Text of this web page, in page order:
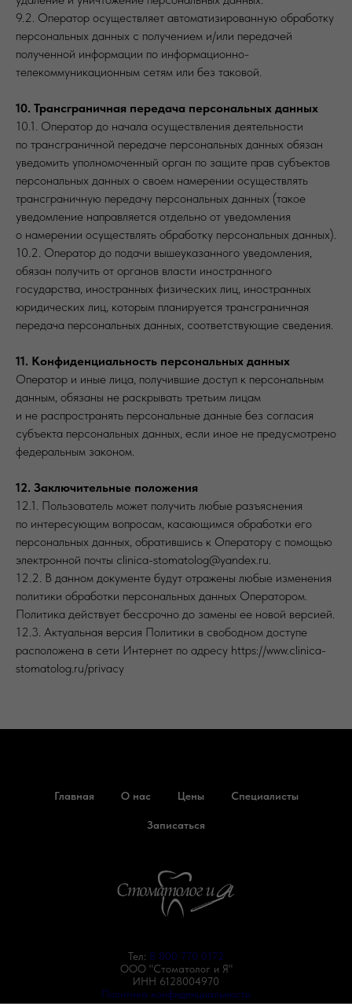
9.2. Оператор осуществляет автоматизированную обработку
персональных данных с получением и/или передачей
полученной информации по информационно-
телекоммуникационным сетям или без таковой.
10. Трансграничная передача персональных данных
10.1. Оператор до начала осуществления деятельности
по трансграничной передаче персональных данных обязан
уведомить уполномоченный орган по защите прав субъектов
персональных данных о своем намерении осуществлять
трансграничную передачу персональных данных (такое
уведомление направляется отдельно от уведомления
о намерении осуществлять обработку персональных данных).
10.2. Оператор до подачи вышеуказанного уведомления,
обязан получить от органов власти иностранного
государства, иностранных физических лиц, иностранных
юридических лиц, которым планируется трансграничная
передача персональных данных, соответствующие сведения.
11. Конфиденциальность персональных данных
Оператор и иные лица, получившие доступ к персональным
данным, обязаны не раскрывать третьим лицам
и не распространять персональные данные без согласия
субъекта персональных данных, если иное не предусмотрено
федеральным законом.
12. Заключительные положения
12.1. Пользователь может получить любые разъяснения
по интересующим вопросам, касающимся обработки его
персональных данных, обратившись к Оператору с помощью
электронной почты clinica-stomatolog@yandex.ru.
12.2. В данном документе будут отражены любые изменения
политики обработки персональных данных Оператором.
Политика действует бессрочно до замены ее новой версией.
12.3. Актуальная версия Политики в свободном доступе
расположена в сети Интернет по адресу https://www.clinica-
stomatolog.ru/privacy
Главная О нас Цены Специалисты
Записаться
Тел: 8 800 770 0172
ООО "Стоматолог и Я"
ИНН 6128004970
Политика конфиденциальности